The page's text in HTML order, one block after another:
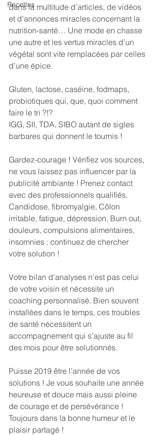
Recettes
dans la multitude d’articles, de vidéos
et d’annonces miracles concernant la
nutrition-santé… Une mode en chasse
une autre et les vertus miracles d’un
végétal sont vite remplacées par celles
d’une épice.
Gluten, lactose, caséine, fodmaps,
probiotiques qui, que, quoi comment
faire le tri ?!?
IGG, SII, TDA, SIBO autant de sigles
barbares qui donnent le tournis !
Gardez-courage ! Vérifiez vos sources,
ne vous laissez pas influencer par la
publicité ambiante ! Prenez contact
avec des professionnels qualifiés.
Candidose, fibromyalgie, Côlon
irritable, fatigue, dépression, Burn out,
douleurs, compulsions alimentaires,
insomnies : continuez de chercher
votre solution !
Votre bilan d’analyses n’est pas celui
de votre voisin et nécessite un
coaching personnalisé. Bien souvent
installées dans le temps, ces troubles
de santé nécessitent un
accompagnement qui s’ajuste au fil
des mois pour être solutionnés.
Puisse 2019 être l’année de vos
solutions ! Je vous souhaite une année
heureuse et douce mais aussi pleine
de courage et de persévérance !
Toujours dans la bonne humeur et le
plaisir partagé !